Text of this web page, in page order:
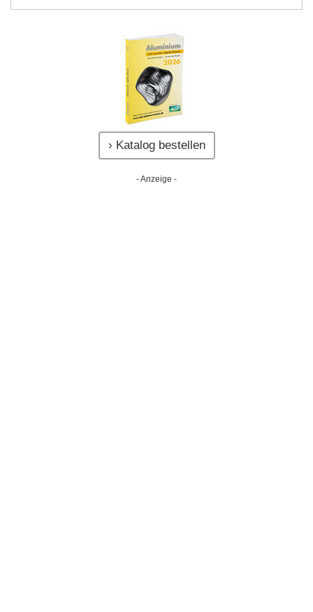
› Katalog bestellen
- Anzeige -